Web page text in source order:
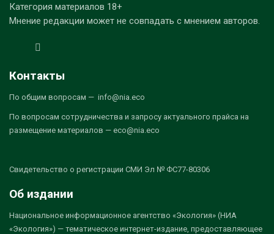
Категория материалов 18+
Мнение редакции может не совпадать с мнением авторов.
Контакты
По общим вопросам — info@nia.eco
По вопросам сотрудничества и запросу актуального прайса на
размещение материалов — eco@nia.eco
Свидетельство о регистрации СМИ Эл № ФС77-80306
Об издании
Национальное информационное агентство «Экология» (НИА
«Экология») — тематическое интернет-издание, предоставляющее